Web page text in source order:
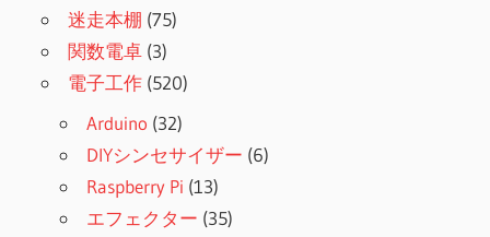
迷走本棚 (75)
関数電卓 (3)
電子工作 (520)
Arduino (32)
DIYシンセサイザー (6)
Raspberry Pi (13)
エフェクター (35)